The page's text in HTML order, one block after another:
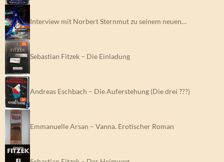
Interview mit Norbert Sternmut zu seinem neuen…
Sebastian Fitzek – Die Einladung
Andreas Eschbach – Die Auferstehung (Die drei ???)
Emmanuelle Arsan – Vanna. Erotischer Roman